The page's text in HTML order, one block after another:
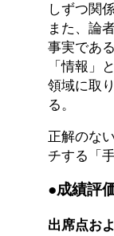
しずつ関
また、論
事実であ
「情報」
領域に取
る。
正解のな
チする「
●成績評
出席点お